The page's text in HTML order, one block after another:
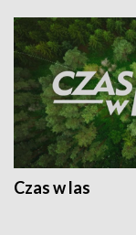
Czas w las